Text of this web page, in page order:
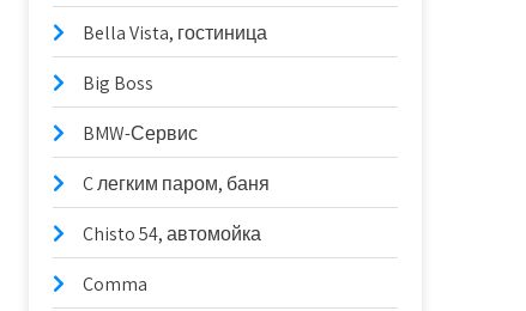
Bella Vista, гостиница
Big Boss
BMW-Сервис
C легким паром, баня
Chisto 54, автомойка
Comma